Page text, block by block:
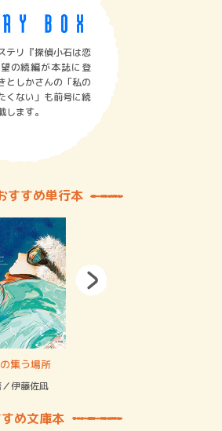
テリ『探偵小石は恋
の続編が本誌に登
しかさんの「私の
くない」も前号に続
します。
すすめ単行本
集う場所
／伊藤佐凪
め文庫本